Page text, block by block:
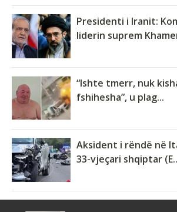
Presidenti i Iranit:
liderin suprem
“Ishte tmerr, nuk
fshihesha”, u plag...
Aksident i rëndë në
33-vjeçari shqiptar